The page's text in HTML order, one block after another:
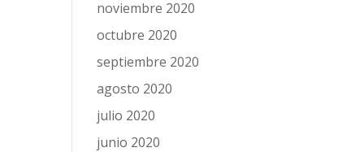
noviembre 2020
octubre 2020
septiembre 2020
agosto 2020
julio 2020
junio 2020